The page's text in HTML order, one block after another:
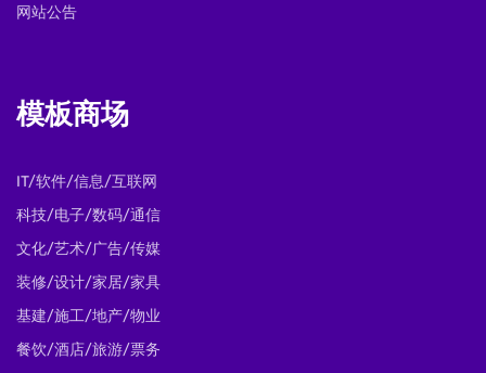
网站公告
模板商场
IT/软件/信息/互联网
科技/电子/数码/通信
文化/艺术/广告/传媒
装修/设计/家居/家具
基建/施工/地产/物业
餐饮/酒店/旅游/票务